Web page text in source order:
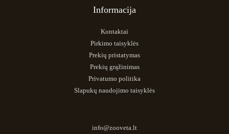
Informacija
Kontaktai
Pirkimo taisyklės
Prekių pristatymas
Prekių grąžinimas
Privatumo politika
Slapukų naudojimo taisyklės
info@zooveta.lt